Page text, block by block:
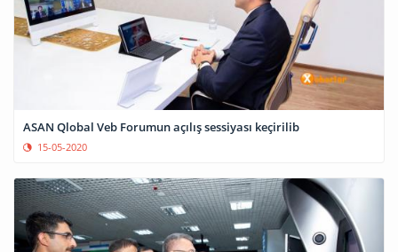
ASAN Qlobal Veb Forumun açılış sessiyası keçirilib
15-05-2020